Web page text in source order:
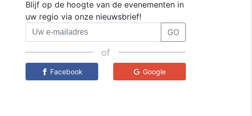
Blijf op de hoogte van de evenementen in
uw regio via onze nieuwsbrief!
GO
of
Facebook Google